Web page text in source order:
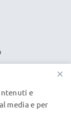
s - USB 2.0
×
e
media e per